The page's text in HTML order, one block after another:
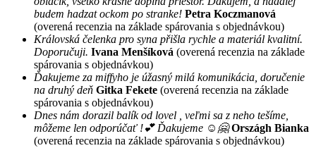
budem hadzat ockom po stranke! Petra Koczmanová
(overená recenzia na základe spárovania s objednávkou)
Královská čelenka pro syna přišla rychle a materiál kvalitní.
Doporučuji. Ivana Menšíková (overená recenzia na základe
spárovania s objednávkou)
Ďakujeme za miffyho je úžasný milá komunikácia, doručenie
na druhý deň Gitka Fekete (overená recenzia na základe
spárovania s objednávkou)
Dnes nám dorazil balík od lovel , veľmi sa z neho tešíme,
môžeme len odporúčať !💕 Ďakujeme ☺️🤗 Országh Bianka
(overená recenzia na základe spárovania s objednávkou)